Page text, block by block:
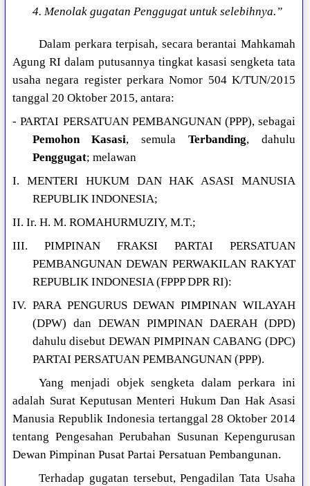
4. Menolak gugatan Penggugat untuk selebihnya.”
Dalam perkara terpisah, secara berantai Mahkamah
Agung RI dalam putusannya tingkat kasasi sengketa tata
usaha negara register perkara Nomor 504 K/TUN/2015
tanggal 20 Oktober 2015, antara:
- PARTAI PERSATUAN PEMBANGUNAN (PPP), sebagai
Pemohon Kasasi, semulaTerbanding, dahulu
Penggugat; melawan
I. MENTERI HUKUM DAN HAK ASASI MANUSIA
REPUBLIK INDONESIA;
II. Ir. H. M. ROMAHURMUZIY, M.T.;
III. PIMPINAN FRAKSI PARTAI PERSATUAN
PEMBANGUNAN DEWAN PERWAKILAN RAKYAT
REPUBLIK INDONESIA (FPPP DPR RI):
IV. PARA PENGURUS DEWAN PIMPINAN WILAYAH
(DPW) dan DEWAN PIMPINAN DAERAH (DPD)
dahulu disebut DEWAN PIMPINAN CABANG (DPC)
PARTAI PERSATUAN PEMBANGUNAN (PPP).
Yang menjadi objek sengketa dalam perkara ini
adalah Surat Keputusan Menteri Hukum Dan Hak Asasi
Manusia Republik Indonesia tertanggal 28 Oktober 2014
tentang Pengesahan Perubahan Susunan Kepengurusan
Dewan Pimpinan Pusat Partai Persatuan Pembangunan.
Terhadap gugatan tersebut, Pengadilan Tata Usaha